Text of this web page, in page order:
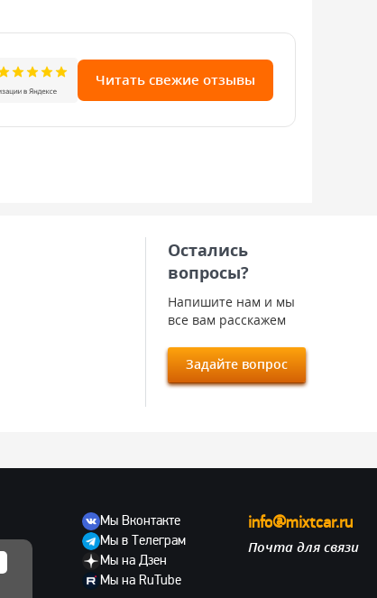
Читать свежие отзывы
Остались
вопросы?
Напишите нам и мы
все вам расскажем
Задайте вопрос
Мы Вконтакте
Мы в Телеграм
Мы на Дзен
Мы на RuTube
info@mixtcar.ru
Почта для связи